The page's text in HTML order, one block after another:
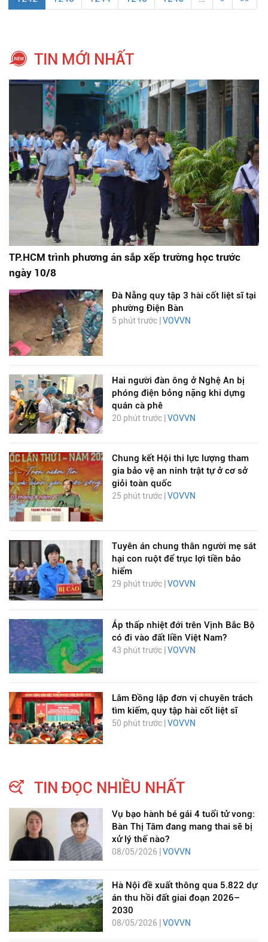
TIN MỚI NHẤT
TP.HCM trình phương án sắp xếp trường học trước
ngày 10/8
Đà Nẵng quy tập 3 hài cốt liệt sĩ tại
phường Điện Bàn
5 phút trước | VOVVN
Hai người đàn ông ở Nghệ An bị
phóng điện bỏng nặng khi dựng
quán cà phê
20 phút trước | VOVVN
Chung kết Hội thi lực lượng tham
gia bảo vệ an ninh trật tự ở cơ sở
giỏi toàn quốc
25 phút trước |VOVVN
Tuyên án chung thân người mẹ sát
hại con ruột để trục lợi tiền bảo
hiểm
29 phút trước | VOVVN
Áp thấp nhiệt đới trên Vịnh Bắc Bộ
có đi vào đất liền Việt Nam?
43 phút trước | VOVVN
Lâm Đồng lập đơn vị chuyên trách
tìm kiếm, quy tập hài cốt liệt sĩ
50 phút trước |VOVVN
TIN ĐỌC NHIỀU NHẤT
Vụ bạo hành bé gái 4 tuổi tử vong:
Bàn Thị Tâm đang mang thai sẽ bị
xử lý thế nào?
08/05/2026 | VOVVN
Hà Nội đề xuất thông qua 5.822 dự
án thu hồi đất giai đoạn 2026–
2030
08/05/2026 | VOVVN